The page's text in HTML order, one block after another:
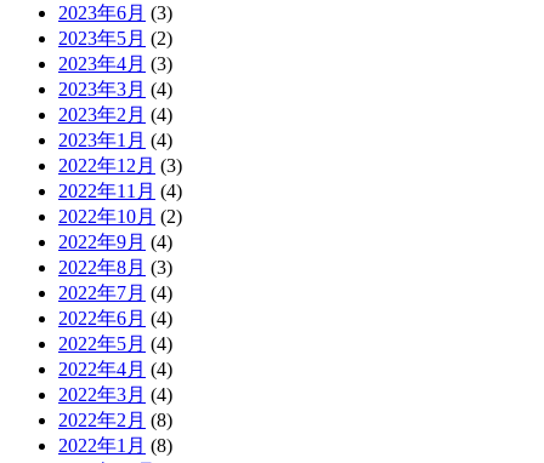
2023年6月 (3)
2023年5月 (2)
2023年4月 (3)
2023年3月 (4)
2023年2月 (4)
2023年1月 (4)
2022年12月 (3)
2022年11月 (4)
2022年10月 (2)
2022年9月 (4)
2022年8月 (3)
2022年7月 (4)
2022年6月 (4)
2022年5月 (4)
2022年4月 (4)
2022年3月 (4)
2022年2月 (8)
2022年1月 (8)